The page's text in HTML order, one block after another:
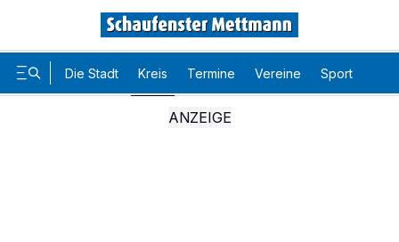
Die Stadt Kreis Termine Vereine Sport